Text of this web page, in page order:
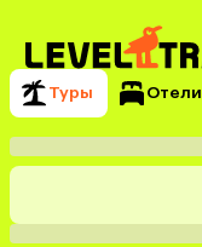
Туры Отели